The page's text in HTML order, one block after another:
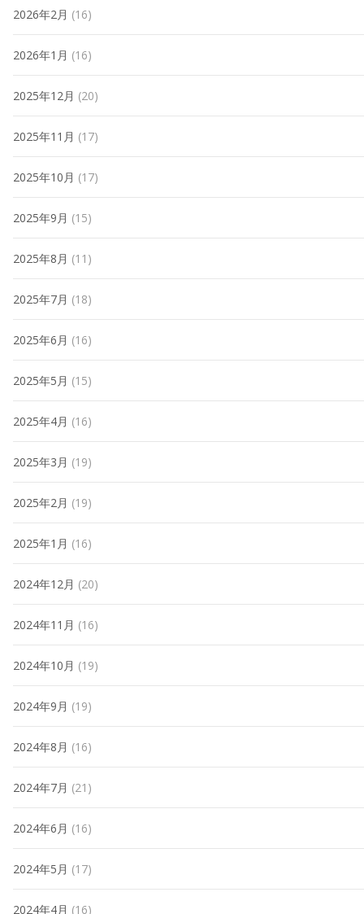
2026年2月 (16)
2026年1月 (16)
2025年12月 (20)
2025年11月 (17)
2025年10月 (17)
2025年9月 (15)
2025年8月 (11)
2025年7月 (18)
2025年6月 (16)
2025年5月 (15)
2025年4月 (16)
2025年3月 (19)
2025年2月 (19)
2025年1月 (16)
2024年12月 (20)
2024年11月 (16)
2024年10月 (19)
2024年9月 (19)
2024年8月 (16)
2024年7月 (21)
2024年6月 (16)
2024年5月 (17)
2024年4月 (16)